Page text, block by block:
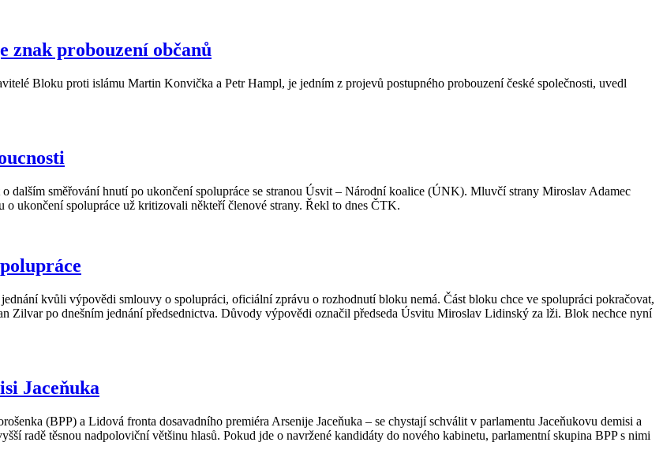
znak probouzení občanů
Bloku proti islámu Martin Konvička a Petr Hampl, je jedním z projevů postupného probouzení české společnosti, uvedl
dalším směřování hnutí po ukončení spolupráce se stranou Úsvit – Národní koalice (ÚNK). Mluvčí strany Miroslav Adamec
ukončení spolupráce už kritizovali někteří členové strany. Řekl to dnes ČTK.
kvůli výpovědi smlouvy o spolupráci, oficiální zprávu o rozhodnutí bloku nemá. Část bloku chce ve spolupráci pokračovat,
Zilvar po dnešním jednání předsednictva. Důvody výpovědi označil předseda Úsvitu Miroslav Lidinský za lži. Blok nechce nyní
Jaceňuka
(BPP) a Lidová fronta dosavadního premiéra Arsenije Jaceňuka – se chystají schválit v parlamentu Jaceňukovu demisi a
radě těsnou nadpoloviční většinu hlasů. Pokud jde o navržené kandidáty do nového kabinetu, parlamentní skupina BPP s nimi